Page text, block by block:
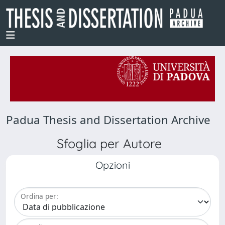
Padua Thesis and Dissertation Archive
Sfoglia per Autore
Opzioni
Ordina per: